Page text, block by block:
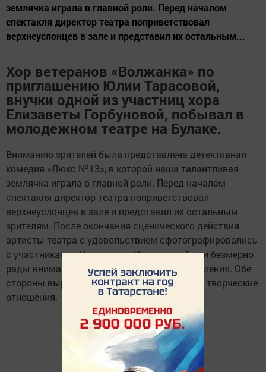
землячка играла в главной роли. Перед началом
спектакля директор театра поприветствовал
верхнеуслонцев в зале и представил их остальным...
Хор ветеранов «Волжанка» по
приглашению Юлии Тарасовой,
внучки одной из участниц хора
Елизаветы Горбуновой, побывал в
молодежном театре на Булаке.
Вниманию зрителей была представлена детективная
комедия «Люкс №13», в которой наша талантливая
землячка играла в главной роли. Перед началом
спектакля директор театра поприветствовал
верхнеуслонцев в зале и представил их остальным
зрителям. После окончания сценического действия
артисты театра с удовольствием сфотографировались
с участниками «Волжанки». Последние были безмерно
рады вниманию со стороны молодого поколения. Обе
стороны выразили надежду на дальнейшие творческие
отношения.